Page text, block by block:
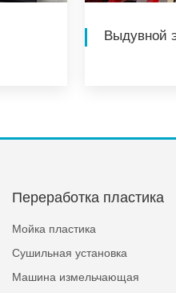
Выдувной
Переработка пластика
Мойка пластика
Сушильная установка
Машина измельчающая